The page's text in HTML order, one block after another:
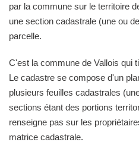
par la commune sur le territoire
une section cadastrale (une ou
parcelle.
C'est la commune de Vallois qui
Le cadastre se compose d'un
plusieurs feuilles cadastrales
sections étant des portions
renseigne pas sur les
matrice cadastrale.